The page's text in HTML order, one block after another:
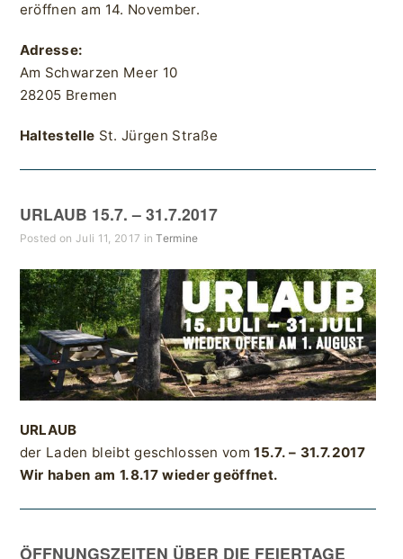
eröffnen am 14. November.
Adresse:
Am Schwarzen Meer 10
28205 Bremen
Haltestelle St. Jürgen Straße
URLAUB 15.7. – 31.7.2017
Posted on Juli 11, 2017 inTermine
URLAUB
der Laden bleibt geschlossen vom15.7. – 31.7.2017
Wir haben am 1.8.17 wieder geöffnet.
ÖFFNUNGSZEITEN ÜBER DIE FEIERTAGE